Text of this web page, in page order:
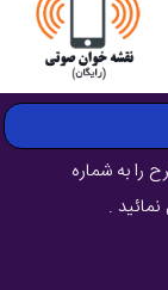
را به شماره
.